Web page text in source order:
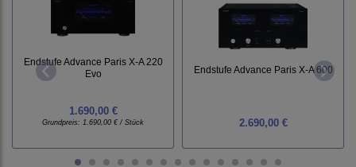
Endstufe Advance Paris X-A 220
Evo
1.690,00 €
Grundpreis: 1.690,00 € / Stück
Endstufe Advance Paris X-A 600
2.690,00 €